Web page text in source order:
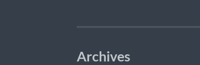
Archives